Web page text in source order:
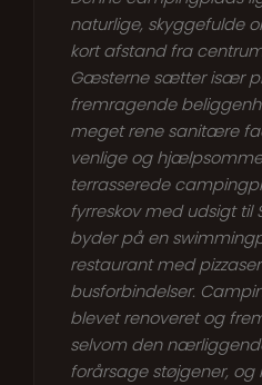
naturlige, skyggefulde
kort afstand fra
Gæsterne sætter især
fremragende
meget rene sanitære
venlige og
terrasserede
fyrreskov med udsigt til
byder på en
restaurant med
busforbindelser.
blevet renoveret og
selvom den
forårsage støjgener, og